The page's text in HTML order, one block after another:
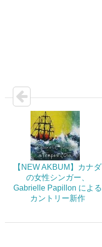
【NEW AKBUM】カナダ
の女性シンガー、
Gabrielle Papillon による
カントリー新作